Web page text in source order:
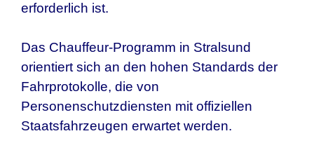
erforderlich ist.
Das Chauffeur-Programm in Stralsund
orientiert sich an den hohen Standards der
Fahrprotokolle, die von
Personenschutzdiensten mit offiziellen
Staatsfahrzeugen erwartet werden.